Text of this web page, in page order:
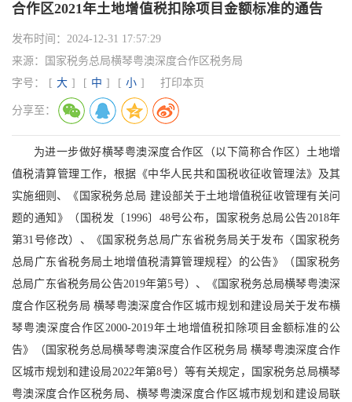
合作区2021年土地增值税扣除项目金额标准的通告
发布时间： 2024-12-31 17:57:29
来源：
国家税务总局横琴粤澳深度合作区税务局
字号：
[ 大 ] [ 中 ] [ 小 ] 打印本页
分享至：
为进一步做好横琴粤澳深度合作区（以下简称合作区）土地增
值税清算管理工作，根据《中华人民共和国税收征收管理法》及其
实施细则、《国家税务总局 建设部关于土地增值税征收管理有关问
题的通知》（国税发〔1996〕48号公布，国家税务总局公告2018年
第31号修改）、《国家税务总局广东省税务局关于发布〈国家税务
总局广东省税务局土地增值税清算管理规程〉的公告》（国家税务
总局广东省税务局公告2019年第5号）、《国家税务总局横琴粤澳深
度合作区税务局 横琴粤澳深度合作区城市规划和建设局关于发布横
琴粤澳深度合作区2000-2019年土地增值税扣除项目金额标准的公
告》（国家税务总局横琴粤澳深度合作区税务局 横琴粤澳深度合作
区城市规划和建设局2022年第8号）等有关规定，国家税务总局横琴
粤澳深度合作区税务局、横琴粤澳深度合作区城市规划和建设局联